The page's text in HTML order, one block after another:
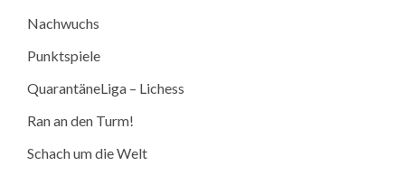
Nachwuchs
Punktspiele
QuarantäneLiga – Lichess
Ran an den Turm!
Schach um die Welt